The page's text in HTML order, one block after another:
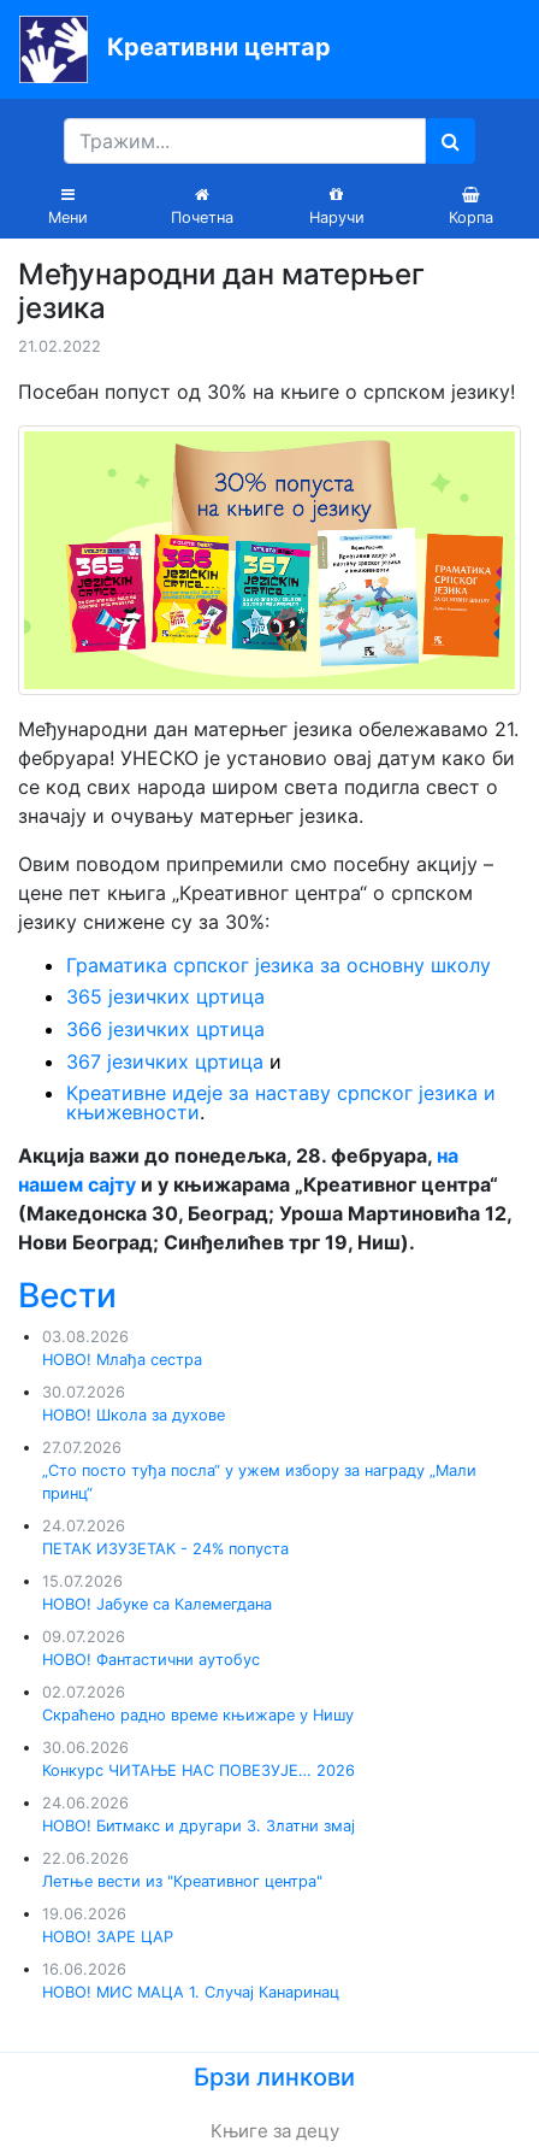
Креативни центар
Мени Почетна Наручи Корпа
Почетна
Књиге
Уџбеници
вртиће
Лектира
Акције
Блог
Мој
налог
Међународни дан матерњег
језика
21.02.2022
Посебан попуст од 30% на књиге о српском језику!
Међународни дан матерњег језика обележавамо 21.
фебруара! УНЕСКО је установио овај датум како би
се код свих народа широм света подигла свест о
значају и очувању матерњег језика.
Овим поводом припремили смо посебну акцију –
цене пет књига „Креативног центра“ о српском
језику снижене су за 30%:
Граматика српског језика за основну школу
365 језичких цртица
366 језичких цртица
367 језичких цртица и
Креативне идеје за наставу српског језика и
књижевности.
Акција важи до понедељка, 28. фебруара, на
нашем сајту и у књижарама „Креативног центра“
(Македонска 30, Београд; Уроша Мартиновића 12,
Нови Београд; Синђелићев трг 19, Ниш).
Вести
03.08.2026
НОВО! Млађа сестра
30.07.2026
НОВО! Школа за духове
27.07.2026
„Сто посто туђа посла“ у ужем избору за награду „Мали
принц“
24.07.2026
ПЕТАК ИЗУЗЕТАК - 24% попуста
15.07.2026
НОВО! Јабуке са Калемегдана
09.07.2026
НОВО! Фантастични аутобус
02.07.2026
Скраћено радно време књижаре у Нишу
30.06.2026
Конкурс ЧИТАЊЕ НАС ПОВЕЗУЈЕ… 2026
24.06.2026
НОВО! Битмакс и другари 3. Златни змај
22.06.2026
Летње вести из "Креативног центра"
19.06.2026
НОВО! ЗАРЕ ЦАР
16.06.2026
НОВО! МИС МАЦА 1. Случај Канаринац
Брзи линкови
Књиге за децу